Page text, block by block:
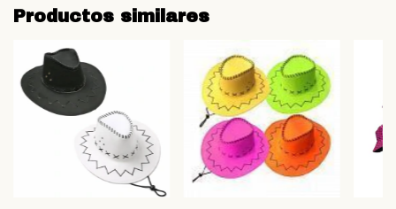
Productos similares